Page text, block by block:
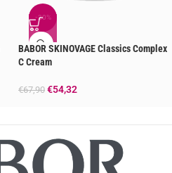
-20%
BABOR SKINOVAGE Classics Complex
C Cream
€67,90 €54,32